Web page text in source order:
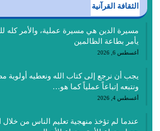
الثقافة القرآنية
مسيرة الدين هي مسيرة عملية، والأمر كله
يأمر بطاعة الظالمين
أغسطس 6, 2026
يجب أن نرجع إلى كتاب الله ونعطيه أولوية
ونتبعه إتباعاً عملياً كما هو…
أغسطس 4, 2026
عندما لم تؤخذ منهجية تعليم الناس من خلال